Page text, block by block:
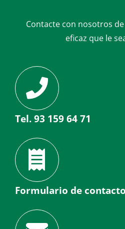
Contacte con nosotros
eficaz que le
Tel. 93 159 64 71
Formulario de contacto